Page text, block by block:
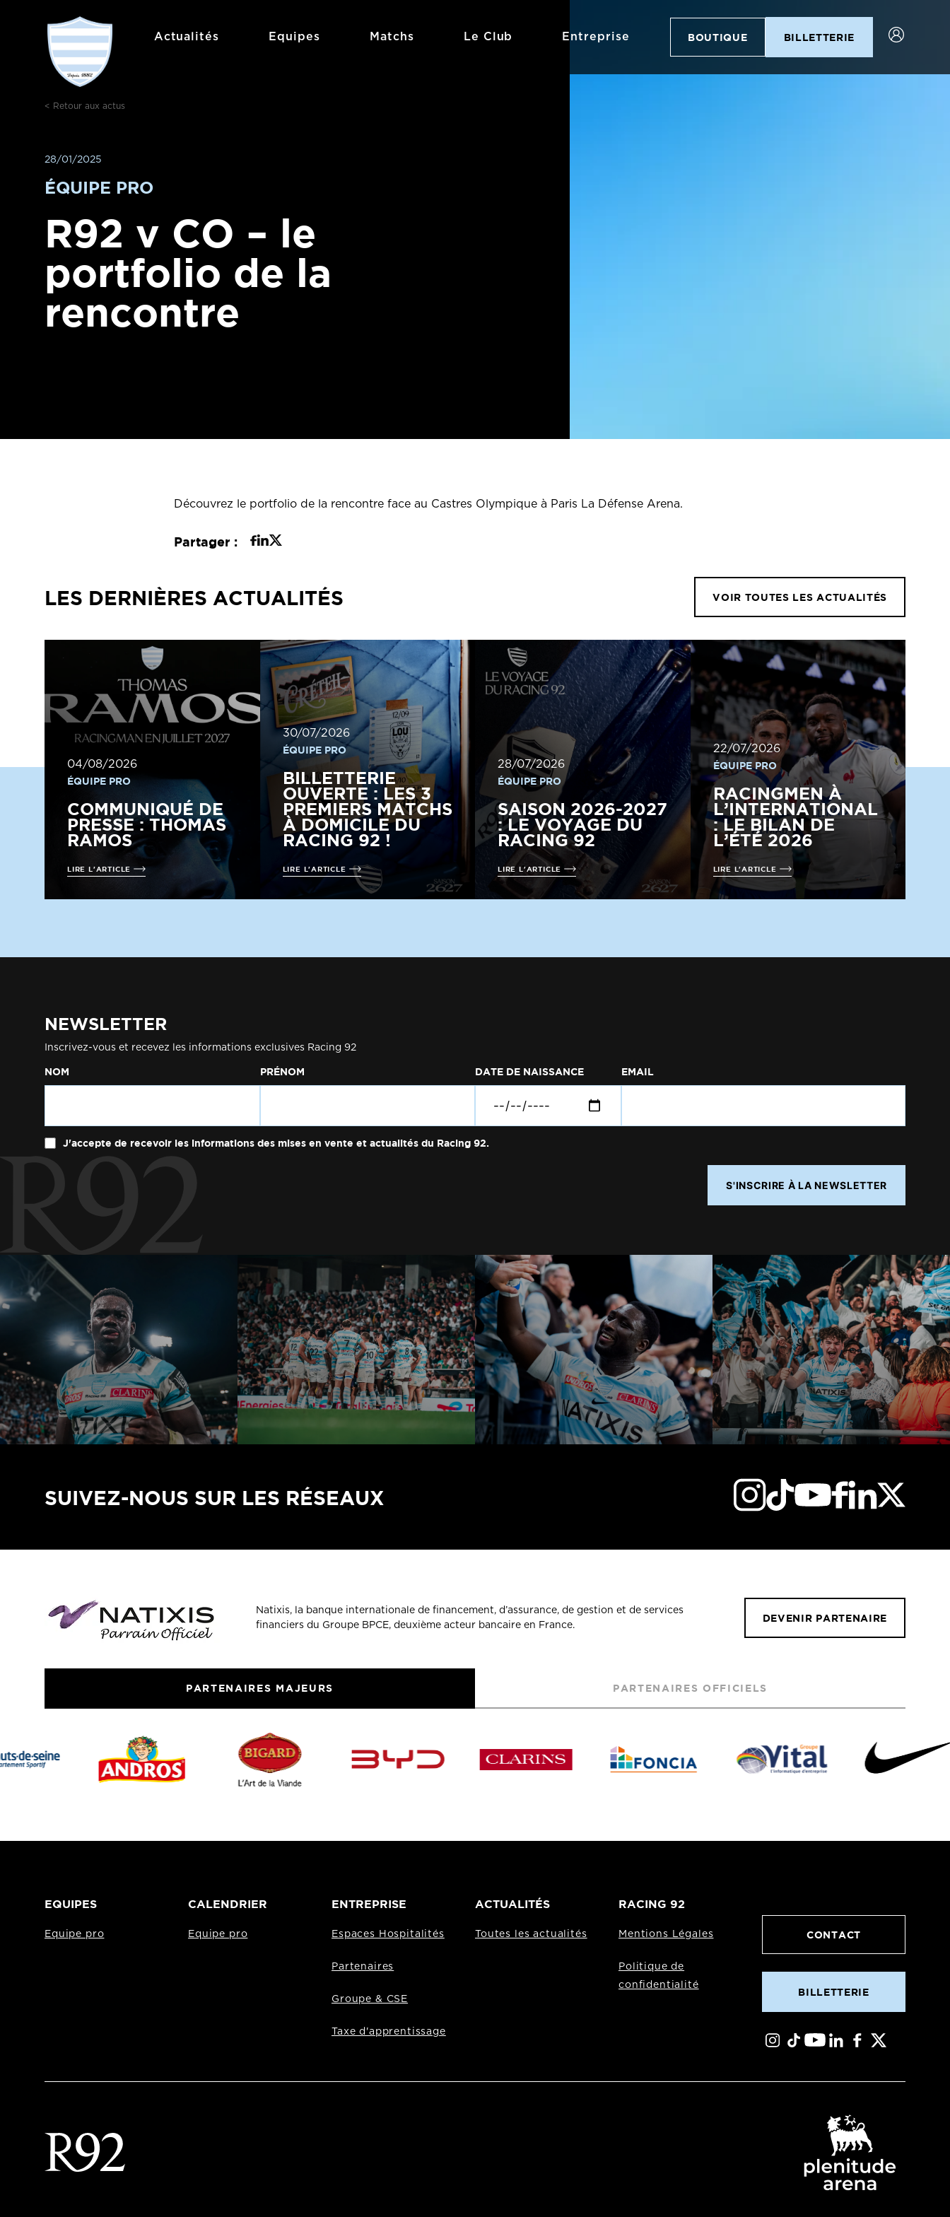
Actualités Equipes Matchs Le Club Entreprise BOUTIQUE BILLETTERIE
< Retour aux actus
28/01/2025
ÉQUIPE PRO
R92 v CO – le
portfolio de la
rencontre
Découvrez le portfolio de la rencontre face au Castres Olympique à Paris La Défense Arena.
Partager :
LES DERNIÈRES ACTUALITÉS VOIR TOUTES LES ACTUALITÉS
04/08/2026
ÉQUIPE PRO
COMMUNIQUÉ DE
PRESSE : THOMAS
RAMOS
LIRE L'ARTICLE
30/07/2026
ÉQUIPE PRO
BILLETTERIE
OUVERTE : LES 3
PREMIERS MATCHS
À DOMICILE DU
RACING 92 !
LIRE L'ARTICLE
28/07/2026
ÉQUIPE PRO
SAISON 2026-2027
: LE VOYAGE DU
RACING 92
LIRE L'ARTICLE
22/07/2026
ÉQUIPE PRO
RACINGMEN À
L’INTERNATIONAL
: LE BILAN DE
L’ÉTÉ 2026
LIRE L'ARTICLE
NEWSLETTER
Inscrivez-vous et recevez les informations exclusives Racing 92
NOM PRÉNOM DATE DE NAISSANCE EMAIL
J'accepte de recevoir les informations des mises en vente et actualités du Racing 92.
S'INSCRIRE À LA NEWSLETTER
SUIVEZ-NOUS SUR LES RÉSEAUX
Natixis, la banque internationale de financement, d’assurance, de gestion et de services
financiers du Groupe BPCE, deuxième acteur bancaire en France.
DEVENIR PARTENAIRE
PARTENAIRES MAJEURS PARTENAIRES OFFICIELS
EQUIPES
Equipe pro
CALENDRIER
Equipe pro
ENTREPRISE
Espaces Hospitalités
Partenaires
Groupe & CSE
Taxe d'apprentissage
ACTUALITÉS
Toutes les actualités
RACING 92
Mentions Légales
Politique de
confidentialité
CONTACT
BILLETTERIE